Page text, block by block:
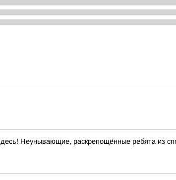
Неунывающие, раскрепощённые ребята из